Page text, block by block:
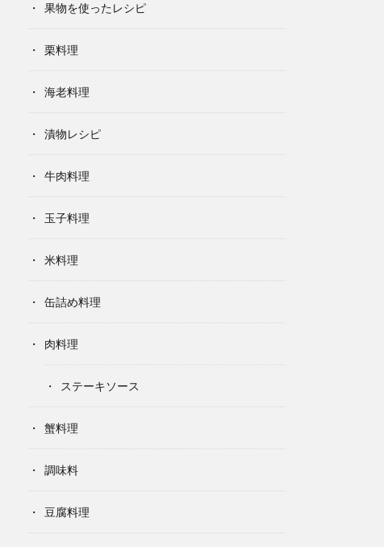
果物を使ったレシピ
栗料理
海老料理
漬物レシピ
牛肉料理
玉子料理
米料理
缶詰め料理
肉料理
ステーキソース
蟹料理
調味料
豆腐料理